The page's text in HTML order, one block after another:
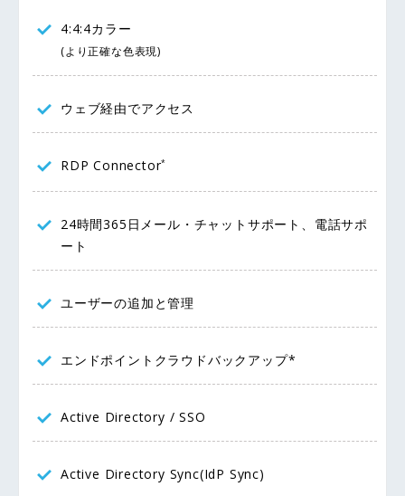
4:4:4カラー
(より正確な色表現)
ウェブ経由でアクセス
RDP Connector*
24時間365日メール・チャットサポート、電話サポ
ート
ユーザーの追加と管理
エンドポイントクラウドバックアップ*
Active Directory / SSO
Active Directory Sync(IdP Sync)